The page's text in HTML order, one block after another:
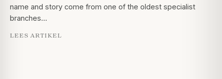
name and story come from one of the oldest specialist
branches…
LEES ARTIKEL